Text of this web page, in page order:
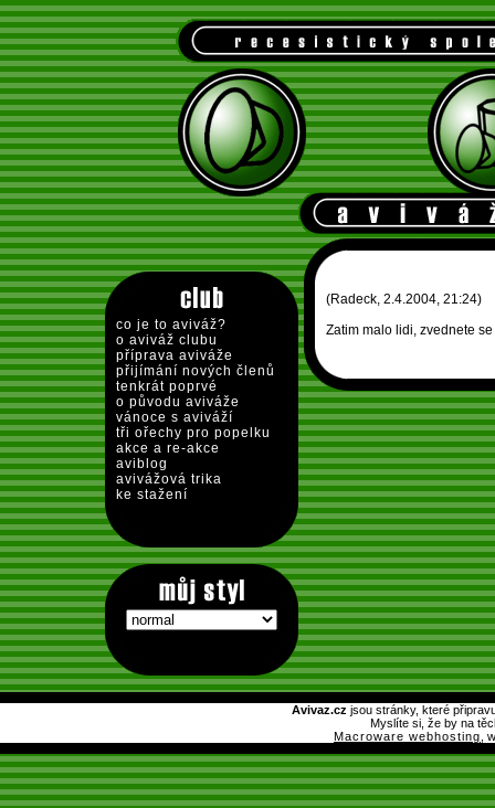
co je to aviváž?
o aviváž clubu
příprava aviváže
přijímání nových členů
tenkrát poprvé
o původu aviváže
vánoce s aviváží
tři ořechy pro popelku
akce a re-akce
aviblog
avivážová trika
ke stažení
(Radeck, 2.4.2004, 21:24)
Zatim malo lidi, zvednete
Avivaz.cz jsou stránky, které
Myslíte si, že by na
Macroware webhosting ,